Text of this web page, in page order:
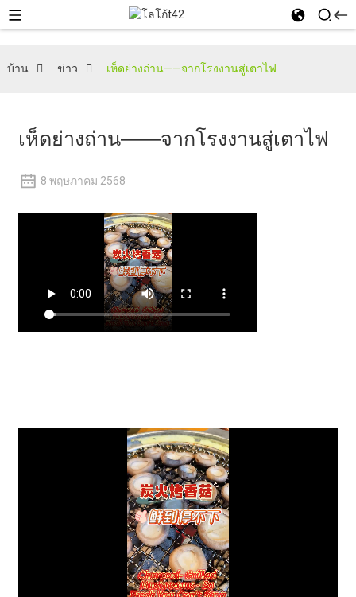
บ้าน ข่าว เห็ดย่างถ่าน——จากโรงงานสู่เตาไฟ
เห็ดย่างถ่าน——จากโรงงานสู่เตาไฟ
8 พฤษภาคม 2568